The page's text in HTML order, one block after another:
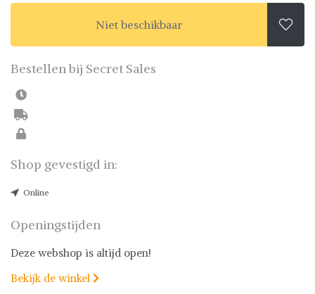
Niet beschikbaar 
Bestellen bij Secret Sales
Shop gevestigd in:
Online
Openingstijden
Deze webshop is altijd open!
Bekijk de winkel 